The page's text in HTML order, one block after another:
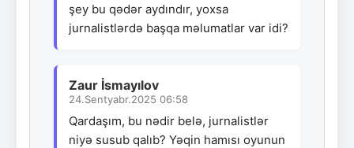
şey bu qədər aydındır, yoxsa
jurnalistlərdə başqa məlumatlar var idi?
Zaur İsmayılov
24.Sentyabr.2025 06:58
Qardaşım, bu nədir belə, jurnalistlər
niyə susub qalıb? Yəqin hamısı oyunun